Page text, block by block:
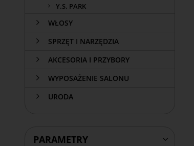
Y.S. PARK
WŁOSY
SPRZĘT I NARZĘDZIA
AKCESORIA I PRZYBORY
WYPOSAŻENIE SALONU
URODA
PARAMETRY